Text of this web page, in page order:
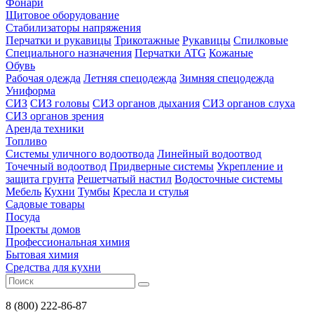
Фонари
Щитовое оборудование
Стабилизаторы напряжения
Перчатки и рукавицы Трикотажные Рукавицы Спилковые
Специального назначения Перчатки ATG Кожаные
Обувь
Рабочая одежда Летняя спецодежда Зимняя спецодежда
Униформа
СИЗ СИЗ головы СИЗ органов дыхания СИЗ органов слуха
СИЗ органов зрения
Аренда техники
Топливо
Системы уличного водоотвода Линейный водоотвод
Точечный водоотвод Придверные системы Укрепление и
защита грунта Решетчатый настил Водосточные системы
Мебель Кухни Тумбы Кресла и стулья
Садовые товары
Посуда
Проекты домов
Профессиональная химия
Бытовая химия
Средства для кухни
8 (800) 222-86-87